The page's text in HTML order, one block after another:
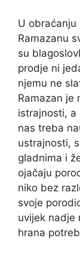
U obraćanju
Ramazanu
su
prodje ni
njemu ne
Ramazan je
istrajnosti,
nas treba
ustrajnosti,
gladnima i
ojačaju
niko bez
svoje
uvijek nadje
hrana